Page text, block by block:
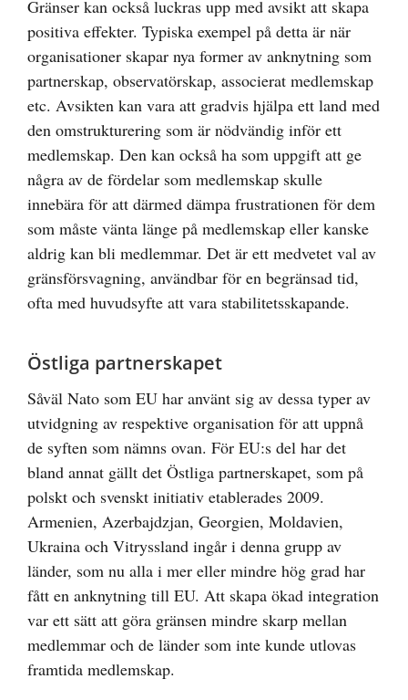
Gränser kan också luckras upp med avsikt att skapa
positiva effekter. Typiska exempel på detta är när
organisationer skapar nya former av anknytning som
partnerskap, observatörskap, associerat medlemskap
etc. Avsikten kan vara att gradvis hjälpa ett land med
den omstrukturering som är nödvändig inför ett
medlemskap. Den kan också ha som uppgift att ge
några av de fördelar som medlemskap skulle
innebära för att därmed dämpa frustrationen för dem
som måste vänta länge på medlemskap eller kanske
aldrig kan bli medlemmar. Det är ett medvetet val av
gränsförsvagning, användbar för en begränsad tid,
ofta med huvudsyfte att vara stabilitetsskapande.
Östliga partnerskapet
Såväl Nato som EU har använt sig av dessa typer av
utvidgning av respektive organisation för att uppnå
de syften som nämns ovan. För EU:s del har det
bland annat gällt det Östliga partnerskapet, som på
polskt och svenskt initiativ etablerades 2009.
Armenien, Azerbajdzjan, Georgien, Moldavien,
Ukraina och Vitryssland ingår i denna grupp av
länder, som nu alla i mer eller mindre hög grad har
fått en anknytning till EU. Att skapa ökad integration
var ett sätt att göra gränsen mindre skarp mellan
medlemmar och de länder som inte kunde utlovas
framtida medlemskap.